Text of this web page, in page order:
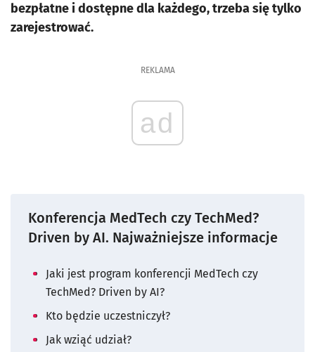
bezpłatne i dostępne dla każdego, trzeba się tylko
zarejestrować.
REKLAMA
ad
Konferencja MedTech czy TechMed?
Driven by AI. Najważniejsze informacje
Jaki jest program konferencji MedTech czy
TechMed? Driven by AI?
Kto będzie uczestniczył?
Jak wziąć udział?